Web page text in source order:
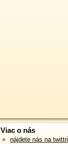
Viac o nás
nájdete nás na twittri